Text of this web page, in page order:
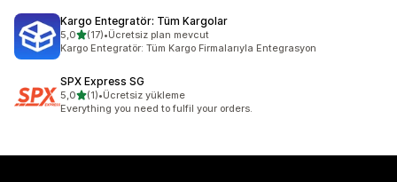
Kargo Entegratör: Tüm Kargolar
5,05 yıldız üzerinden
(17)
toplam 17 değerlendirme
•Ücretsiz plan mevcut
Kargo Entegratör: Tüm Kargo Firmalarıyla Entegrasyon
SPX Express SG
5,05 yıldız üzerinden
(1)
toplam 1 değerlendirme
•Ücretsiz yükleme
Everything you need to fulfil your orders.